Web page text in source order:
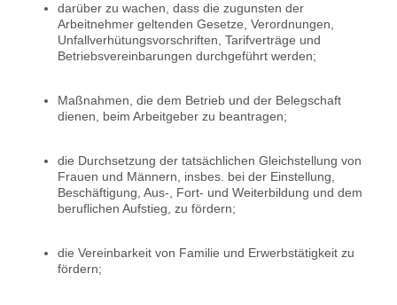
darüber zu wachen, dass die zugunsten der
Arbeitnehmer geltenden Gesetze, Verordnungen,
Unfallverhütungsvorschriften, Tarifverträge und
Betriebsvereinbarungen durchgeführt werden;
Maßnahmen, die dem Betrieb und der Belegschaft
dienen, beim Arbeitgeber zu beantragen;
die Durchsetzung der tatsächlichen Gleichstellung von
Frauen und Männern, insbes. bei der Einstellung,
Beschäftigung, Aus-, Fort- und Weiterbildung und dem
beruflichen Aufstieg, zu fördern;
die Vereinbarkeit von Familie und Erwerbstätigkeit zu
fördern;